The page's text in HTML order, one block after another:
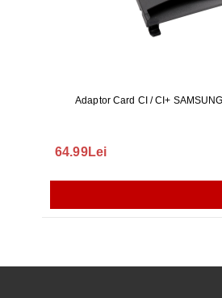
Adaptor Card CI / CI+
64.99Lei